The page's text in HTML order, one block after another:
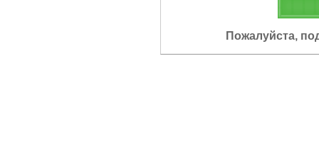
Пожалуйста,